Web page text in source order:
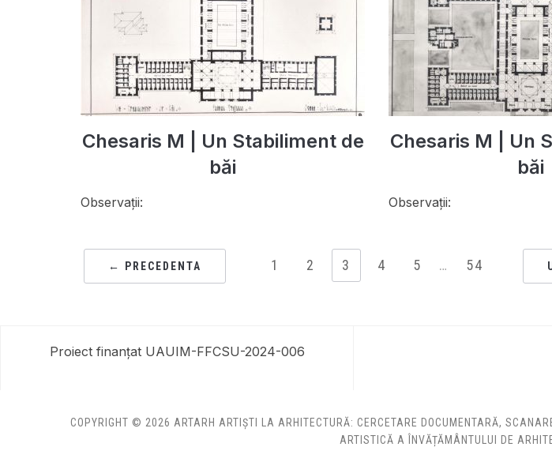
Chesaris M | Un Stabiliment de
băi
Observații:
Chesaris M | Un
băi
Observații:
← PRECEDENTA 1 2 3 4 5 … 54
Proiect finanțat UAUIM-FFCSU-2024-006
COPYRIGHT © 2026 ARTARH ARTIȘTI LA ARHITECTURĂ: CERCETARE DOCUMENTARĂ,
ARTISTICĂ A ÎNVĂȚĂMÂNTULUI DE